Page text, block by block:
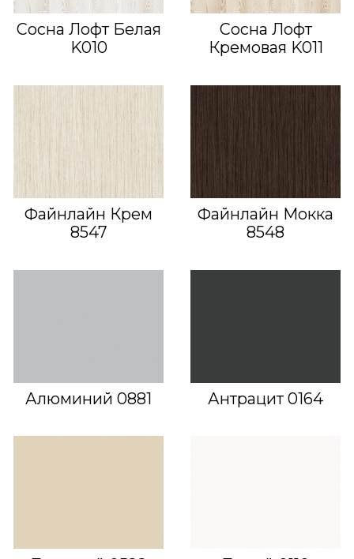
Сосна Лофт Белая
K010
Сосна Лофт
Кремовая K011
Файнлайн Крем
8547
Файнлайн Мокка
8548
Алюминий 0881 Антрацит 0164